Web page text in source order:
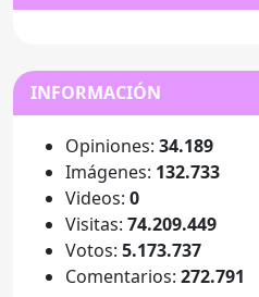
INFORMACIÓN
Opiniones: 34.189
Imágenes: 132.733
Videos: 0
Visitas: 74.209.449
Votos: 5.173.737
Comentarios: 272.791